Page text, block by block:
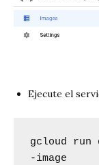
Ejecute el
gcloud run
-image